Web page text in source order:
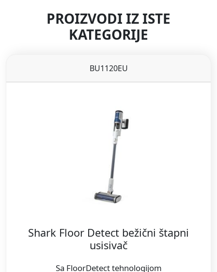
PROIZVODI IZ ISTE
KATEGORIJE
BU1120EU
Shark Floor Detect bežični štapni
usisivač
Sa FloorDetect tehnologijom